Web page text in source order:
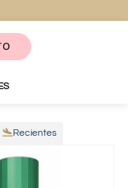
Recientes